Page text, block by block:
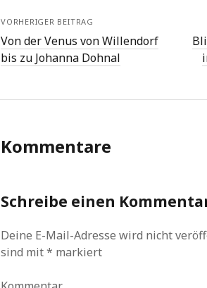
VORHERIGER BEITRAG
Von der Venus von Willendorf
bis zu Johanna Dohnal
Kommentare
Schreibe einen
Deine E-Mail-Adresse wird nicht
sind mit* markiert